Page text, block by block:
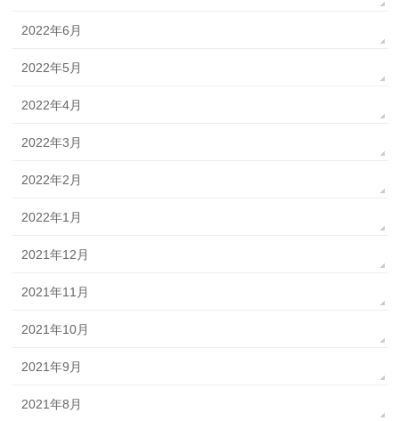
2022年6月
2022年5月
2022年4月
2022年3月
2022年2月
2022年1月
2021年12月
2021年11月
2021年10月
2021年9月
2021年8月